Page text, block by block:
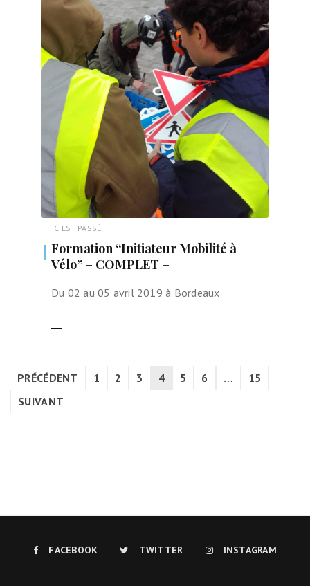
C'EST PASSÉ
Formation “Initiateur Mobilité à
Vélo” – COMPLET –
Du 02 au 05 avril 2019 à Bordeaux
PRÉCÉDENT 1 2 3 4 5 6 …
15
SUIVANT
FACEBOOK TWITTER INSTAGRAM